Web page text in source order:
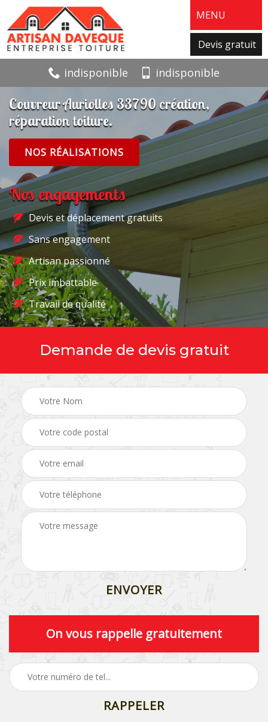
MENU
Devis gratuit
indisponible indisponible
Couvreur Auriolles 33790 création,
réparation toiture.
NOS RÉALISATIONS
Nos engagements
Devis et déplacement gratuits
Sans engagement
Artisan passionné
Prix imbattable
Travail de qualité
Demande de devis gratuit
On vous rappelle gratuitement